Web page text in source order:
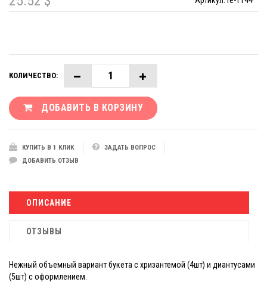
КОЛИЧЕСТВО:
ДОБАВИТЬ В КОРЗИНУ
КУПИТЬ В 1 КЛИК
ЗАДАТЬ ВОПРОС
ДОБАВИТЬ ОТЗЫВ
ОПИСАНИЕ
ОТЗЫВЫ
Нежный объемный вариант букета с хризантемой (4шт) и диантусами
(5шт) с оформлением.